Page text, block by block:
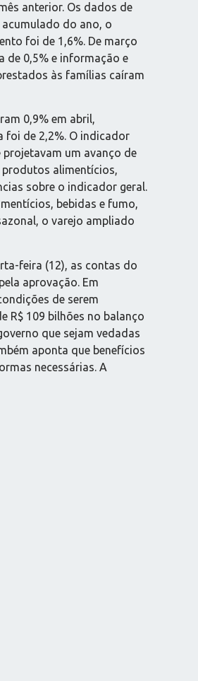
anterior. Os dados de
do ano, o
foi de 1,6%. De março
de 0,5% e informação e
às famílias caíram
0,9% em abril,
foi de 2,2%. O indicador
projetavam um avanço de
produtos alimentícios,
sobre o indicador geral.
bebidas e fumo,
o varejo ampliado
feira (12), as contas do
aprovação. Em
de serem
R$ 109 bilhões no balanço
que sejam vedadas
aponta que benefícios
necessárias. A